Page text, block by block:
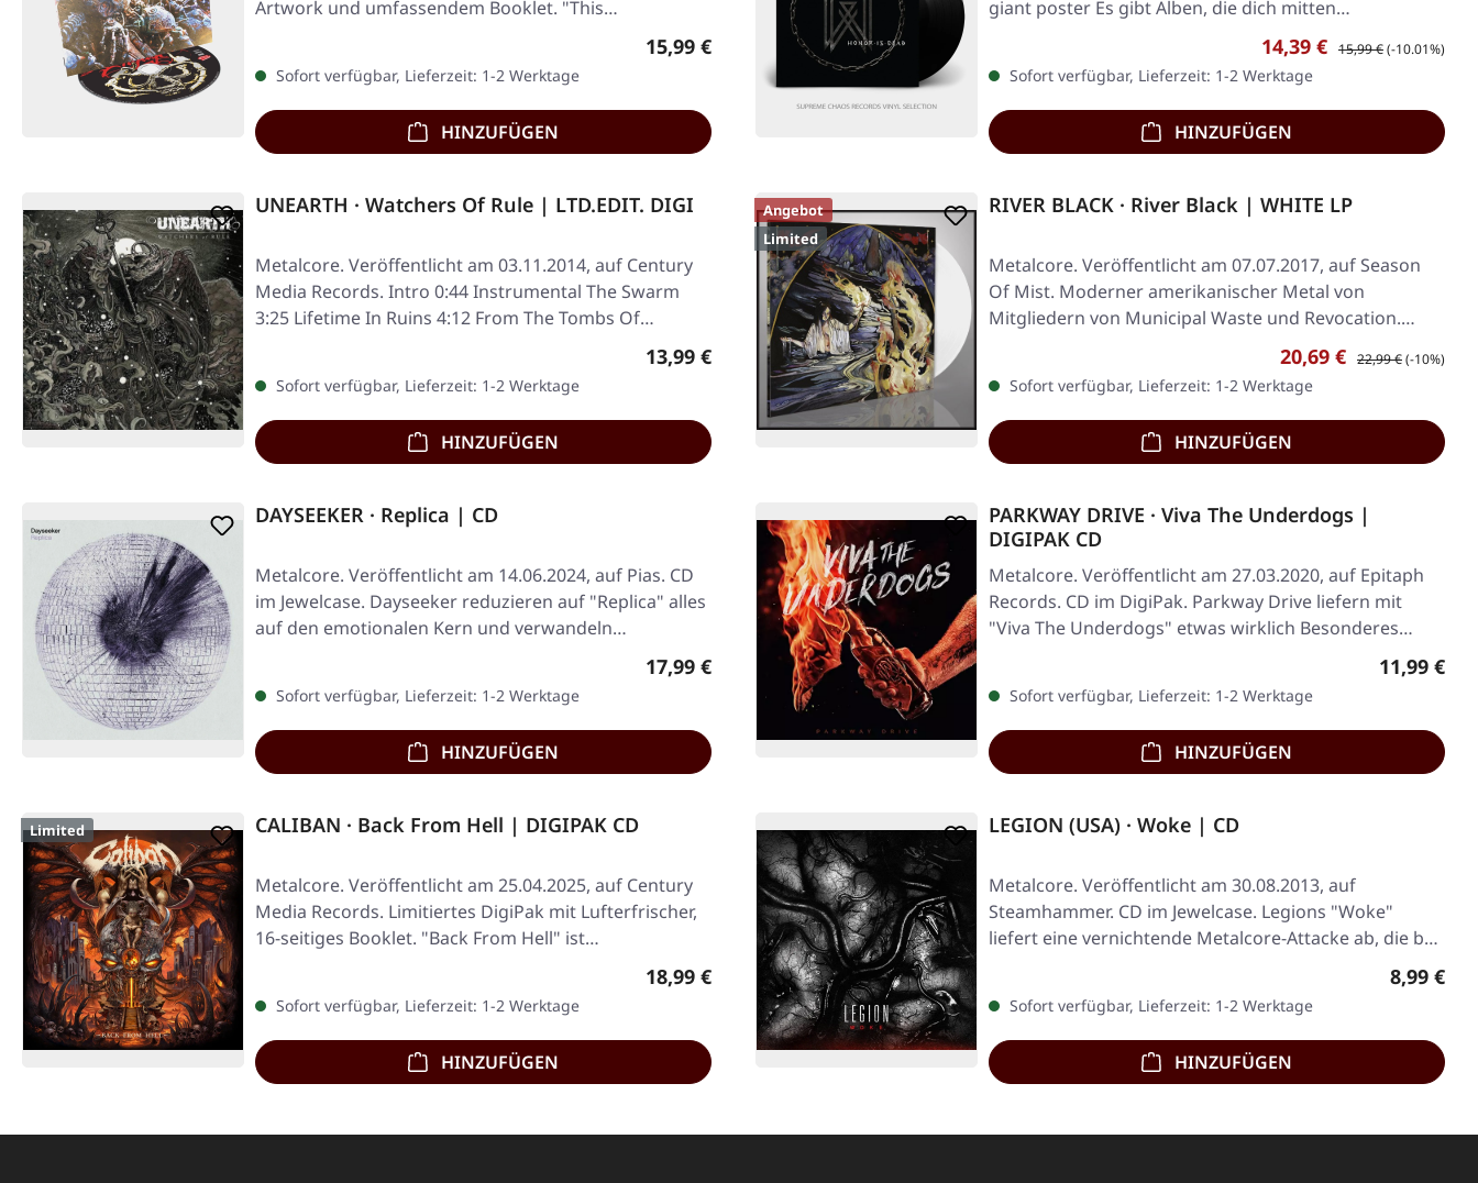
Artwork und umfassendem Booklet. "This…
Regulärer Preis:
15,99 €
Sofort verfügbar, Lieferzeit: 1-2 Werktage
HINZUFÜGEN
giant poster Es gibt Alben, die dich mitten…
Verkaufspreis:
14,39 € Regulärer Preis:
15,99 €(-10.01%)
Sofort verfügbar, Lieferzeit: 1-2 Werktage
HINZUFÜGEN
UNEARTH · Watchers Of Rule | LTD.EDIT. DIGI
Metalcore. Veröffentlicht am 03.11.2014, auf Century
Media Records. Intro 0:44 Instrumental The Swarm
3:25 Lifetime In Ruins 4:12 From The Tombs Of…
Regulärer Preis:
13,99 €
Sofort verfügbar, Lieferzeit: 1-2 Werktage
HINZUFÜGEN
Angebot
Limited
RIVER BLACK · River Black | WHITE LP
Metalcore. Veröffentlicht am 07.07.2017, auf Season
Of Mist. Moderner amerikanischer Metal von
Mitgliedern von Municipal Waste und Revocation.
Verkaufspreis:
20,69 € Regulärer Preis:
22,99 €(-10%)
Sofort verfügbar, Lieferzeit: 1-2 Werktage
HINZUFÜGEN
DAYSEEKER · Replica | CD
Metalcore. Veröffentlicht am 14.06.2024, auf Pias. CD
im Jewelcase. Dayseeker reduzieren auf "Replica" alles
auf den emotionalen Kern und verwandeln…
Regulärer Preis:
17,99 €
Sofort verfügbar, Lieferzeit: 1-2 Werktage
HINZUFÜGEN
PARKWAY DRIVE · Viva The Underdogs |
DIGIPAK CD
Metalcore. Veröffentlicht am 27.03.2020, auf Epitaph
Records. CD im DigiPak. Parkway Drive liefern mit
"Viva The Underdogs" etwas wirklich Besonderes…
Regulärer
11,99 €
Sofort verfügbar, Lieferzeit: 1-2 Werktage
HINZUFÜGEN
Limited CALIBAN · Back From Hell | DIGIPAK CD
Metalcore. Veröffentlicht am 25.04.2025, auf Century
Media Records. Limitiertes DigiPak mit Lufterfrischer,
16-seitiges Booklet. "Back From Hell" ist…
Regulärer Preis:
18,99 €
Sofort verfügbar, Lieferzeit: 1-2 Werktage
HINZUFÜGEN
LEGION (USA) · Woke | CD
Metalcore. Veröffentlicht am 30.08.2013, auf
Steamhammer. CD im Jewelcase. Legions "Woke"
liefert eine vernichtende Metalcore-Attacke ab, die bei
8,99 €
Sofort verfügbar, Lieferzeit: 1-2 Werktage
HINZUFÜGEN